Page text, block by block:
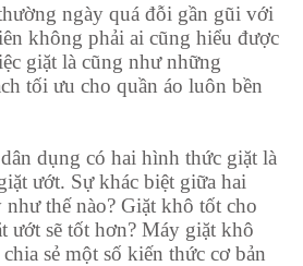
ngày quá đỗi gần gũi với
không phải ai cũng hiểu được
giặt là cũng như những
tối ưu cho quần áo luôn bền
dụng có hai hình thức giặt là
ướt. Sự khác biệt giữa hai
thế nào? Giặt khô tốt cho
ướt sẽ tốt hơn? Máy giặt khô
sẻ một số kiến thức cơ bản